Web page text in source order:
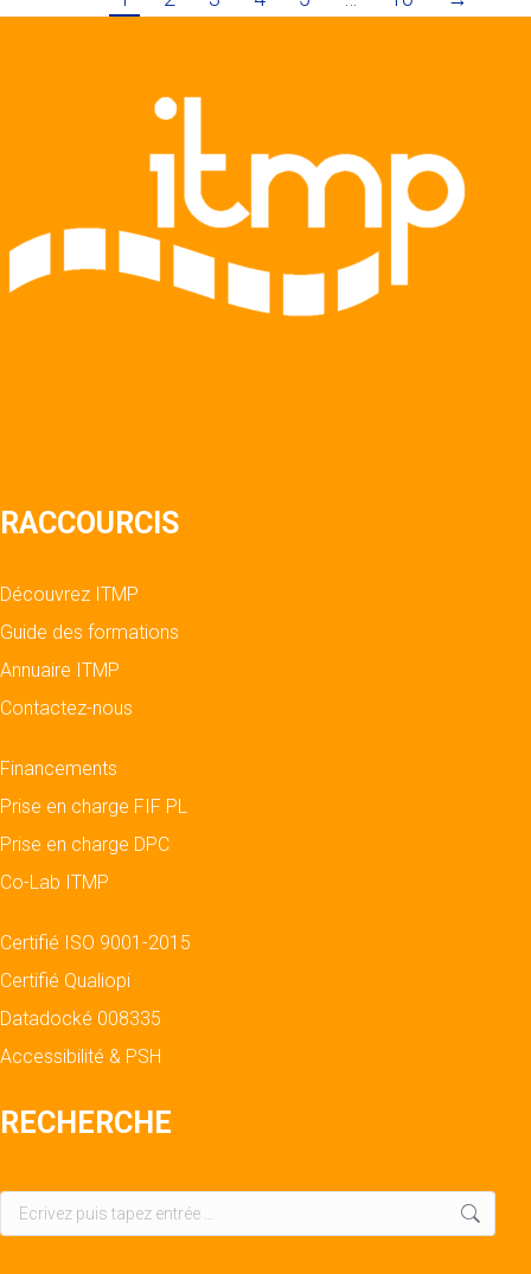
RACCOURCIS
Découvrez ITMP
Guide des formations
Annuaire ITMP
Contactez-nous
Financements
Prise en charge FIF PL
Prise en charge DPC
Co-Lab ITMP
Certifié ISO 9001-2015
Certifié Qualiopi
Datadocké 008335
Accessibilité & PSH
RECHERCHE
Recherche
: